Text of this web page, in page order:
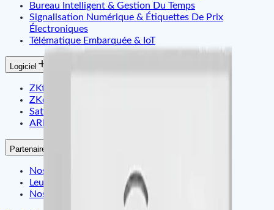
Bureau Intelligent & Gestion Du Temps
Signalisation Numérique & Étiquettes De Prix
Électroniques
Télématique Embarquée & IoT
Logiciel
ZKteco
ZKdigimax
Satfleet
ARMATURA
Partenaires
Nos Partenaires
Leurs Témoignages
Nos Références